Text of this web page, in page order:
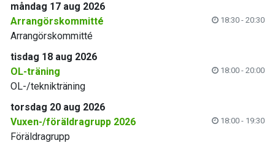
måndag 17 aug 2026
Arrangörskommitté
18:30 - 20:30
Arrangörskommitté
tisdag 18 aug 2026
OL-träning
18:00 - 20:00
OL-/teknikträning
torsdag 20 aug 2026
Vuxen-/föräldragrupp 2026
18:00 - 19:30
Föräldragrupp